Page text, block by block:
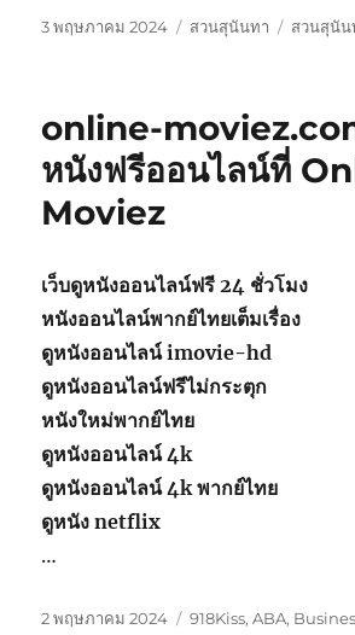
เขียน
3 พฤษภาคม 2024
หมวด
สวนสุนันทา
ป้าย
สวนสุนัน
online-
หนังฟรีออนไลน์ที่
Moviez
เว็บดูหนังออนไลน์ฟรี 24 ชั่วโมง
หนังออนไลน์พากย์ไทยเต็มเรื่อง
ดูหนังออนไลน์ imovie-hd
ดูหนังออนไลน์ฟรีไม่กระตุก
หนังใหม่พากย์ไทย
ดูหนังออนไลน์ 4k
ดูหนังออนไลน์ 4k พากย์ไทย
ดูหนัง netflix
…
เขียน
2 พฤษภาคม 2024
หมวด
918Kiss,ABA,